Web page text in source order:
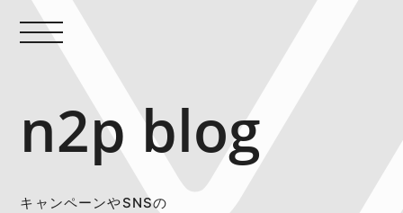
n2p blog
キャンペーンやSNSの